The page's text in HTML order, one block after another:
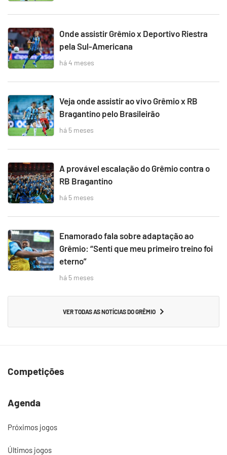
Onde assistir Grêmio x Deportivo Riestra
pela Sul-Americana
há 4 meses
Veja onde assistir ao vivo Grêmio x RB
Bragantino pelo Brasileirão
há 5 meses
A provável escalação do Grêmio contra o
RB Bragantino
há 5 meses
Enamorado fala sobre adaptação ao
Grêmio: “Senti que meu primeiro treino foi
eterno”
há 5 meses
VER TODAS AS NOTÍCIAS DO GRÊMIO
Competições
Agenda
Próximos jogos
Últimos jogos